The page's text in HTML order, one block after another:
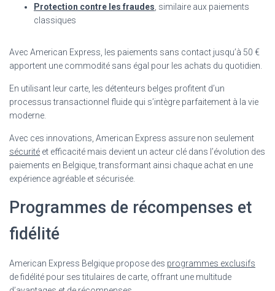
Protection contre les fraudes , similaire aux paiements
classiques
Avec American Express, les paiements sans contact jusqu’à 50 €
apportent une commodité sans égal pour les achats du quotidien.
En utilisant leur carte, les détenteurs belges profitent d’un
processus transactionnel fluide qui s’intègre parfaitement à la vie
moderne.
Avec ces innovations, American Express assure non seulement
sécurité et efficacité mais devient un acteur clé dans l’évolution des
paiements en Belgique, transformant ainsi chaque achat en une
expérience agréable et sécurisée.
Programmes de récompenses et
fidélité
American Express Belgique propose des programmes exclusifs
de fidélité pour ses titulaires de carte, offrant une multitude